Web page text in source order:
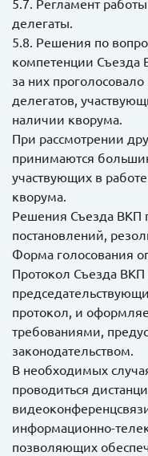
делегаты.
5.8. Решения по
компетенции Съезда
за них
делегатов,
наличии кворума.
При рассмотрении
принимаются
участвующих в
кворума.
Решения Съезда ВКП
постановлений,
Форма голосования
Протокол Съезда ВКП
протокол, и
требованиями,
законодательством.
В необходимых
проводиться
информационно-
позволяющих